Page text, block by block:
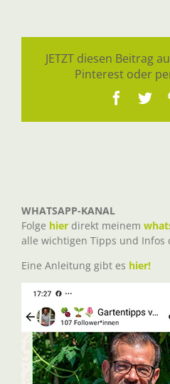
JETZT diesen Beitrag
Pinterest oder
WHATSAPP-KANAL
Folge hier direkt meinem
alle wichtigen Tipps und Infos
Eine Anleitung gibt es hier!